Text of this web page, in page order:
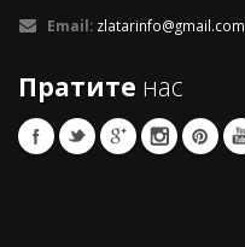
Email: zlatarinfo@gmail.com
Пратите нас